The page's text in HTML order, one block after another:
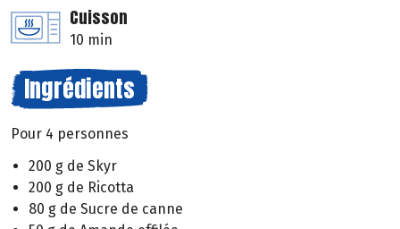
Cuisson
10 min
Ingrédients
Pour 4 personnes
200 g de Skyr
200 g de Ricotta
80 g de Sucre de canne